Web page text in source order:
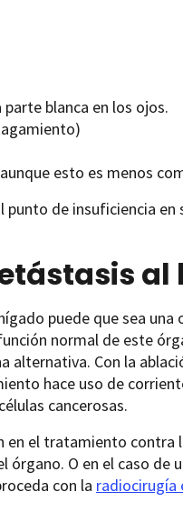
blanca en los ojos.
esto es menos
de insuficiencia
al
puede que sea una
normal de este
Con la
hace uso de
cancerosas.
en el tratamiento contra
O en el caso de
con la radiocirugía